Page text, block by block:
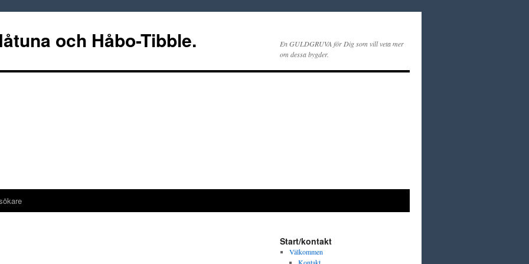
och Håbo-Tibble.
En GULDGRUVA för Dig som vill veta mer
om dessa bygder.
Start/kontakt
Välkommen